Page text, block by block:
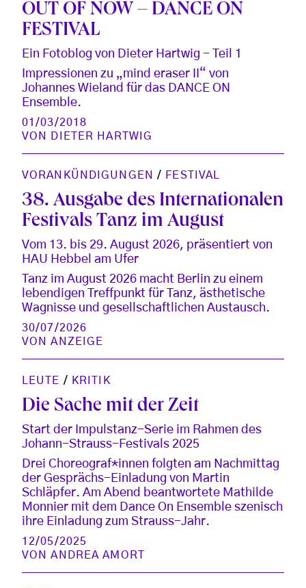
OUT OF NOW – DANCE ON
FESTIVAL
Ein Fotoblog von Dieter Hartwig - Teil 1
Impressionen zu „mind eraser II“ von
Johannes Wieland für das DANCE ON
Ensemble.
01/03/2018
VON
DIETER HARTWIG
VORANKÜNDIGUNGEN / FESTIVAL
38. Ausgabe des Internationalen
Festivals Tanz im August
Vom 13. bis 29. August 2026, präsentiert von
HAU Hebbel am Ufer
Tanz im August 2026 macht Berlin zu einem
lebendigen Treffpunkt für Tanz, ästhetische
Wagnisse und gesellschaftlichen Austausch.
30/07/2026
VONANZEIGE
LEUTE / KRITIK
Die Sache mit der Zeit
Start der Impulstanz-Serie im Rahmen des
Johann-Strauss-Festivals 2025
Drei Choreograf*innen folgten am Nachmittag
der Gesprächs-Einladung von Martin
Schläpfer. Am Abend beantwortete Mathilde
Monnier mit dem Dance On Ensemble szenisch
ihre Einladung zum Strauss-Jahr.
12/05/2025
VONANDREA AMORT